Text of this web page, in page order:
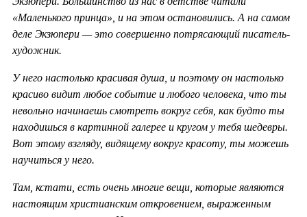
«Маленького принца», и на этом остановились. А на самом
деле Экзюпери — это совершенно потрясающий писатель-
художник.
У него настолько красивая душа, и поэтому он настолько
красиво видит любое событие и любого человека, что ты
невольно начинаешь смотреть вокруг себя, как будто ты
находишься в картинной галерее и кругом у тебя шедевры.
Вот этому взгляду, видящему вокруг красоту, ты можешь
научиться у него.
Там, кстати, есть очень многие вещи, которые являются
настоящим христианским откровением, выраженным